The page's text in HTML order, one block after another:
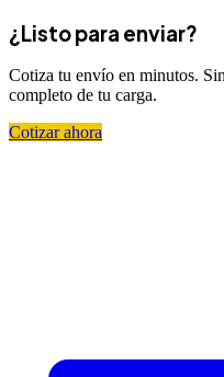
¿Listo para enviar?
Cotiza tu envío en minutos.
completo de tu carga.
Cotizar ahora